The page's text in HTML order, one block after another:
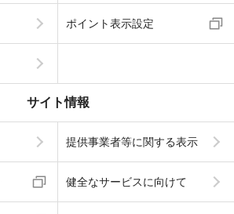
ポイント表示設定
サイト情報
提供事業者等に関する表示
健全なサービスに向けて